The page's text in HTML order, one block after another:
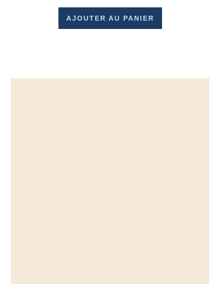
AJOUTER AU PANIER